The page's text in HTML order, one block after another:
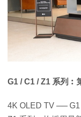
G1 / C1 / Z1 系列︰
4K OLED TV ──